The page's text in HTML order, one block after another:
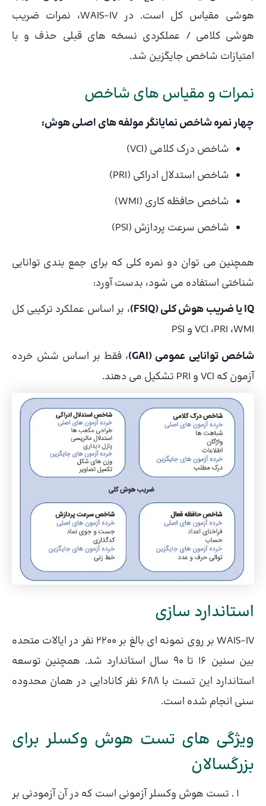
هوشی مقیاس کل است. در WAIS-IV، نمرات ضریب
هوشی کلامی / عملکردی نسخه های قبلی حذف و با
امتیازات شاخص جایگزین شد.
نمرات و مقیاس های شاخص
چهار نمره شاخص نمایانگر مولفه های اصلی هوش:
شاخص درک کلامی (VCI)
شاخص استدلال ادراکی (PRI)
شاخص حافظه کاری (WMI)
شاخص سرعت پردازش (PSI)
همچنین می توان دو نمره کلی که برای جمع بندی توانایی
شناختی استفاده می شود، بدست آورد:
IQ یا ضریب هوش کلی (FSIQ)
، بر اساس عملکرد ترکیبی کل
VCI ،PRI ،WMI و PSI
شاخص توانایی عمومی (GAI)
، فقط بر اساس شش خرده
آزمون که VCI و PRI تشکیل می دهند.
استاندارد سازی
WAIS-IV بر روی نمونه ای بالغ بر 2200 نفر در ایالات متحده
بین سنین 16 تا 90 سال استاندارد شد. همچنین توسعه
استاندارد این تست با 688 نفر کانادایی در همان محدوده
سنی انجام شده است.
ویژگی های تست هوش وکسلر برای
بزرگسالان
تست هوش وکسلر آزمونی است که در آن آزمودنی بر